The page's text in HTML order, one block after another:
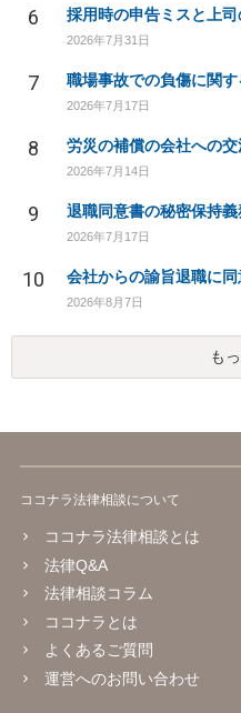
6 採用時の申告ミスと上
2026年7月31日
7 職場事故での負傷に関
2026年7月17日
8 労災の補償の会社への
2026年7月14日
9 退職同意書の秘密保持
2026年7月17日
10
2026年8月7日
も
ココナラ法律相談について
ココナラ法律相談とは
法律Q&A
法律相談コラム
ココナラとは
よくあるご質問
運営へのお問い合わせ